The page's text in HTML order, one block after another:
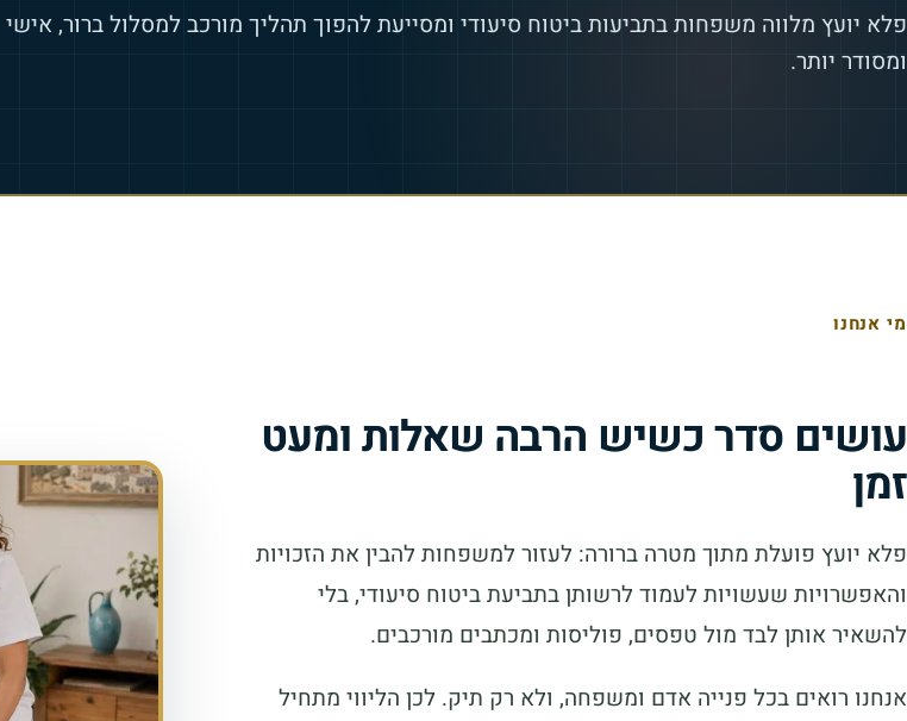
פלא יועץ מלווה משפחות בתביעות ביטוח סיעודי ומסייעת להפוך תהליך מורכב למסלול ברור, אישי
ומסודר יותר.
מי אנחנו
עושים סדר כשיש הרבה שאלות ומעט
זמן
פלא יועץ פועלת מתוך מטרה ברורה: לעזור למשפחות להבין את הזכויות
והאפשרויות שעשויות לעמוד לרשותן בתביעת ביטוח סיעודי, בלי
להשאיר אותן לבד מול טפסים, פוליסות ומכתבים מורכבים.
אנחנו רואים בכל פנייה אדם ומשפחה, ולא רק תיק. לכן הליווי מתחיל